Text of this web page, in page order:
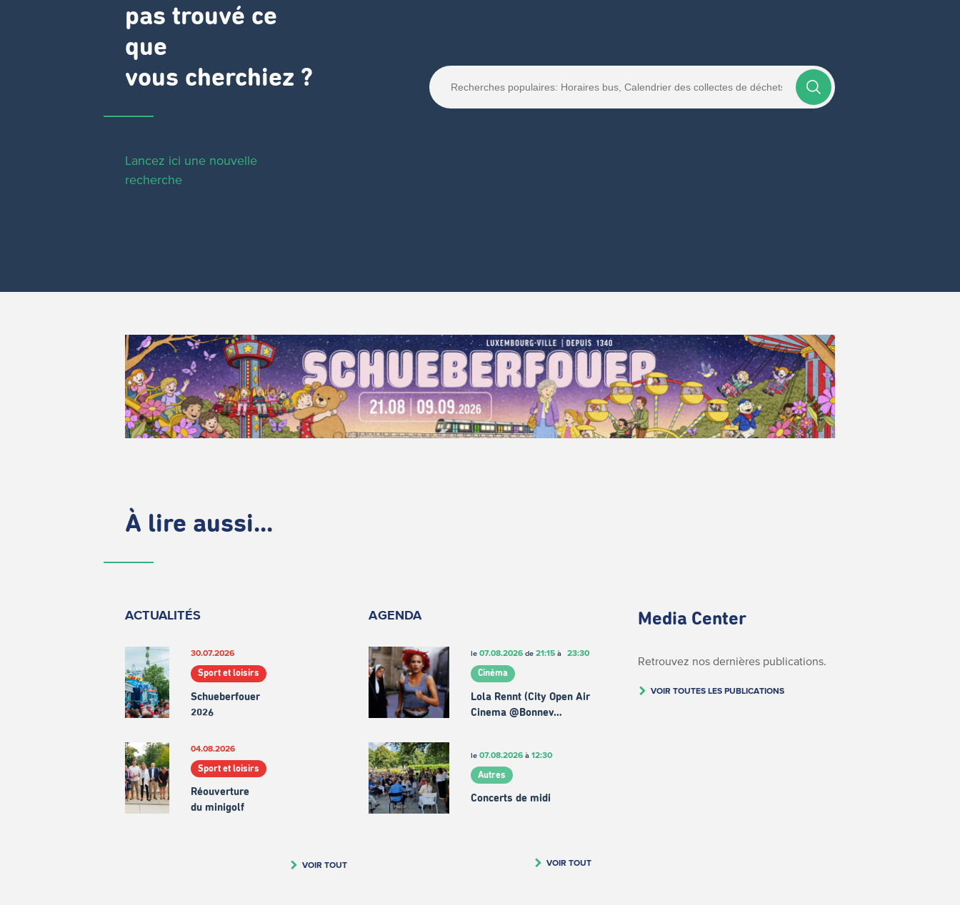
pas trouvé ce
que
vous cherchiez ?
Lancez ici une nouvelle
recherche
À lire aussi...
ACTUALITÉS
30.07.2026
Sport et loisirs
Schueberfouer
2026
04.08.2026
Sport et loisirs
Réouverture
du minigolf
VOIR TOUT
AGENDA
le 07.08.2026de 21:15à 23:30
Cinéma
Lola Rennt (City Open Air
Cinema @Bonnev…
le 07.08.2026à 12:30
Autres
Concerts de midi
VOIR TOUT
Media Center
Retrouvez nos dernières publications.
VOIR TOUTES LES PUBLICATIONS